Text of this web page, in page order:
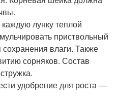
лунку теплой
приствольный
влаги. Также
сорняков. Состав
удобрение для роста —